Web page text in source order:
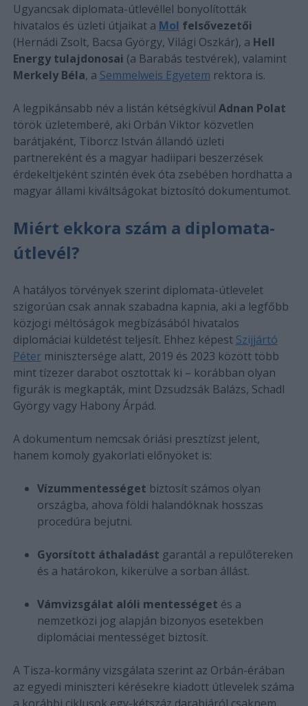
Ugyancsak diplomata-útlevéllel bonyolították
hivatalos és üzleti útjaikat a Mol felsővezetői
(Hernádi Zsolt, Bacsa György, Világi Oszkár), a Hell
Energy tulajdonosai (a Barabás testvérek), valamint
Merkely Béla, a Semmelweis Egyetem rektora is.
A legpikánsabb név a listán kétségkívül Adnan Polat
török üzletemberé, aki Orbán Viktor közvetlen
barátjaként, Tiborcz István állandó üzleti
partnereként és a magyar hadiipari beszerzések
érdekeltjeként szintén évek óta zsebében hordhatta a
magyar állami kiváltságokat biztosító dokumentumot.
Miért ekkora szám a diplomata-
útlevél?
A hatályos törvények szerint diplomata-útlevelet
szigorúan csak annak szabadna kapnia, aki a legfőbb
közjogi méltóságok megbízásából hivatalos
diplomáciai küldetést teljesít. Ehhez képest Szijjártó
Péterminisztersége alatt, 2019 és 2023 között több
mint tízezer darabot osztottak ki – korábban olyan
figurák is megkapták, mint Dzsudzsák Balázs, Schadl
György vagy Habony Árpád.
A dokumentum nemcsak óriási presztízst jelent,
hanem komoly gyakorlati előnyöket is:
Vízummentességet biztosít számos olyan
országba, ahova földi halandóknak hosszas
procedúra bejutni.
Gyorsított áthaladást garantál a repülőtereken
és a határokon, kikerülve a sorban állást.
Vámvizsgálat alóli mentességet és a
nemzetközi jog alapján bizonyos esetekben
diplomáciai mentességet biztosít.
A Tisza-kormány vizsgálata szerint az Orbán-érában
az egyedi miniszteri kérésekre kiadott útlevelek száma
a korábbi ciklusok egy-kétszáz darabjáról csaknem